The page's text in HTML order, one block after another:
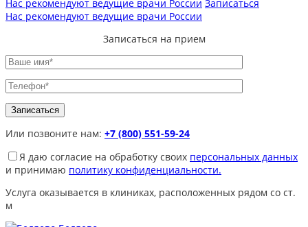
Нас рекомендуют ведущие врачи России Записаться
Нас рекомендуют ведущие врачи России
Записаться на прием
Или позвоните нам: +7 (800) 551-59-24
Я даю согласие на обработку своих персональных данных
и принимаю политику конфиденциальности.
Услуга оказывается в клиниках, расположенных рядом со ст.
м